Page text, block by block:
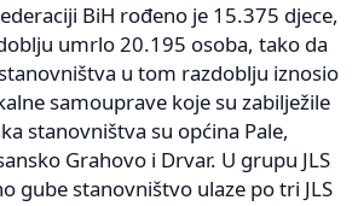
BiH rođeno je 15.375 djece,
umrlo 20.195 osoba, tako da
u tom razdoblju iznosio
samouprave koje su zabilježile
stanovništva su općina Pale,
Grahovo i Drvar. U grupu JLS
gube stanovništvo ulaze po tri JLS